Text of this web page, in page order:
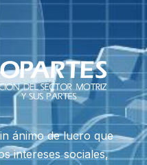
ánimo de lucro que
intereses sociales,